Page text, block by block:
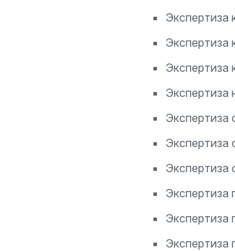
Экспертиза
Экспертиза
Экспертиза
Экспертиза
Экспертиза
Экспертиза
Экспертиза
Экспертиза
Экспертиза
Экспертиза